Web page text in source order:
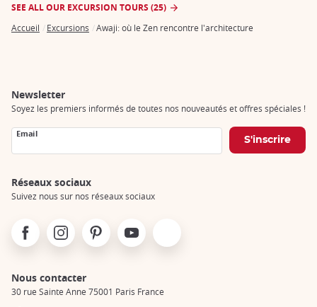
SEE ALL OUR EXCURSION TOURS (25)
Accueil Excursions Awaji: où le Zen rencontre l'architecture
Newsletter
Soyez les premiers informés de toutes nos nouveautés et offres spéciales !
Email
Réseaux sociaux
Suivez nous sur nos réseaux sociaux
FacebookInstagramPinterest Youtube
Nous contacter
30 rue Sainte Anne 75001 Paris France